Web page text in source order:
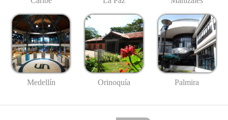
Medellín Orinoquía Palmira